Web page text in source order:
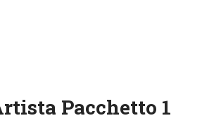
Pacchetto 1